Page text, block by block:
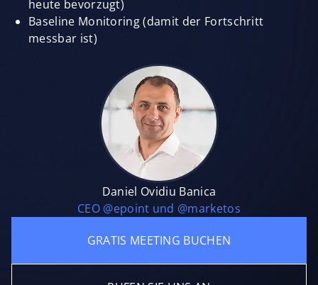
heute bevorzugt)
Baseline Monitoring (damit der Fortschritt
messbar ist)
Daniel Ovidiu Banica
CEO @epoint und @marketos
GRATIS MEETING BUCHEN